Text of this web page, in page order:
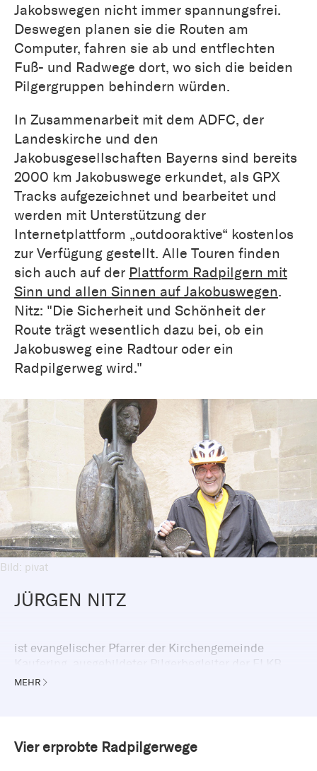
Jakobswegen nicht immer spannungsfrei.
Deswegen planen sie die Routen am
Computer, fahren sie ab und entflechten
Fuß- und Radwege dort, wo sich die beiden
Pilgergruppen behindern würden.
In Zusammenarbeit mit dem ADFC, der
Landeskirche und den
Jakobusgesellschaften Bayerns sind bereits
2000 km Jakobuswege erkundet, als GPX
Tracks aufgezeichnet und bearbeitet und
werden mit Unterstützung der
Internetplattform „outdooraktive“ kostenlos
zur Verfügung gestellt. Alle Touren finden
sich auch auf der Plattform Radpilgern mit
Sinn und allen Sinnen auf Jakobuswegen.
Nitz: "Die Sicherheit und Schönheit der
Route trägt wesentlich dazu bei, ob ein
Jakobusweg eine Radtour oder ein
Radpilgerweg wird."
Bild: pivat
JÜRGEN NITZ
ist evangelischer Pfarrer der Kirchengemeinde
Kaufering, ausgebildeter Pilgerbegleiter der ELKB,
ADFC Tourenleiter und Initiator des
MEHR
Vier erprobte Radpilgerwege